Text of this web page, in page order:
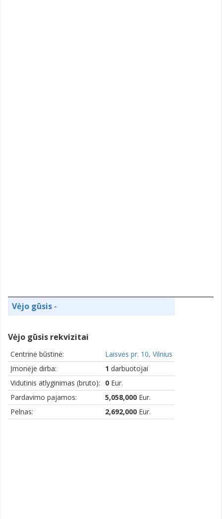
Vėjo gūsis -
Vėjo gūsis rekvizitai
Centrinė būstinė:
Laisvės pr. 10, Vilnius
Įmonėje dirba:
1 darbuotojai
Vidutinis atlyginimas (bruto):
0 Eur.
Pardavimo pajamos:
5,058,000 Eur.
Pelnas:
2,692,000 Eur.